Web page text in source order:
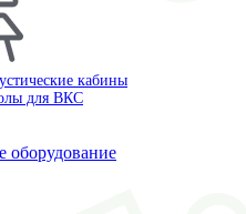
кабины
для ВКС
оборудование